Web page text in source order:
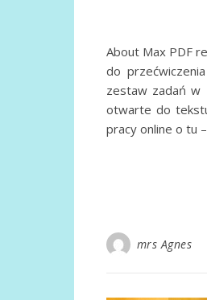
About Max PDF
do
zestaw zadań w
otwarte do
pracy online o tu
mrs Agnes